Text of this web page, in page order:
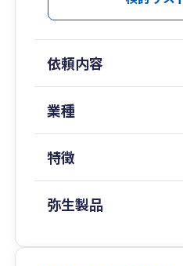
そして人とのご縁を大切
減し、経営に集中できる
ます。また、新規開業の
明させていただきます。
〇代表の女性税理士が親
します。
〇顧問先は、製造業、不
依頼内容
業種
特徴
弥生製品